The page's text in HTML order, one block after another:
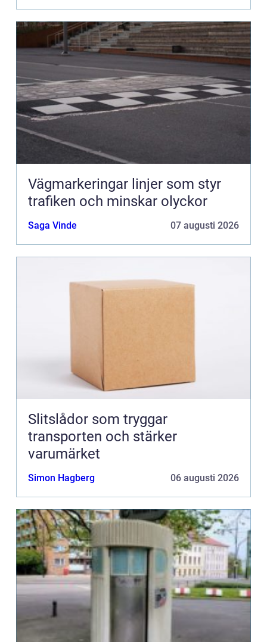
Vägmarkeringar linjer som styr
trafiken och minskar olyckor
Saga Vinde 07 augusti 2026
Slitslådor som tryggar
transporten och stärker
varumärket
Simon Hagberg 06 augusti 2026